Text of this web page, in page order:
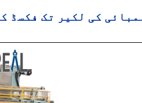
کی لکیر تک فکسڈ